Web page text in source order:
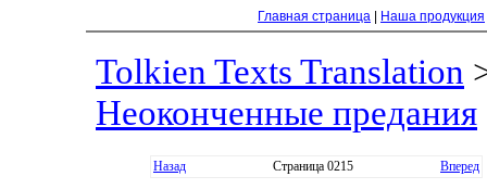
Главная страница Наша продукция
Tolkien Texts Translation
Неоконченные предания
Назад Страница 0215 Вперед